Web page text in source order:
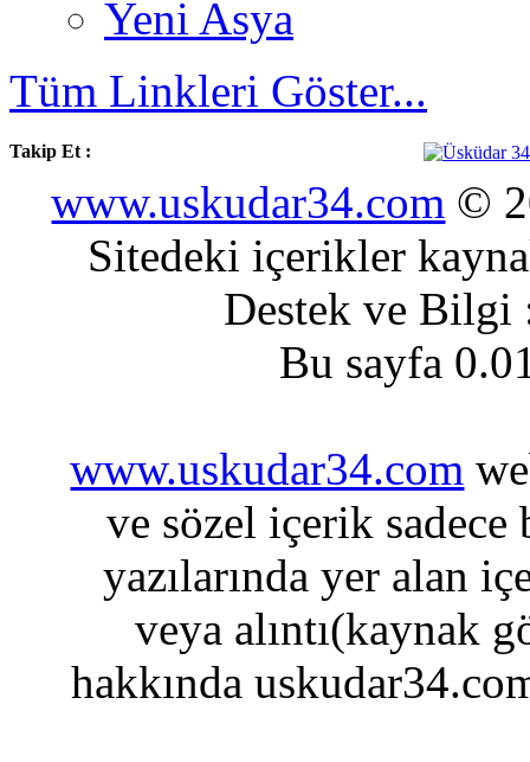
Yeni Asya
Tüm Linkleri Göster...
Takip Et :
www.uskudar34.com ©
Sitedeki içerikler
Destek ve
Bu sayfa
www.uskudar34.com
ve sözel içerik sadece
yazılarında yer alan
veya alıntı(kaynak
hakkında